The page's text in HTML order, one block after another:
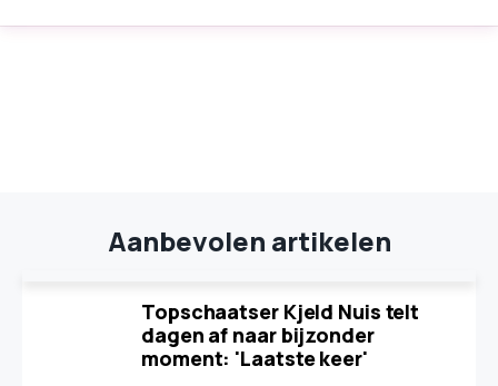
Aanbevolen artikelen
Topschaatser Kjeld Nuis telt
dagen af naar bijzonder
moment: 'Laatste keer'